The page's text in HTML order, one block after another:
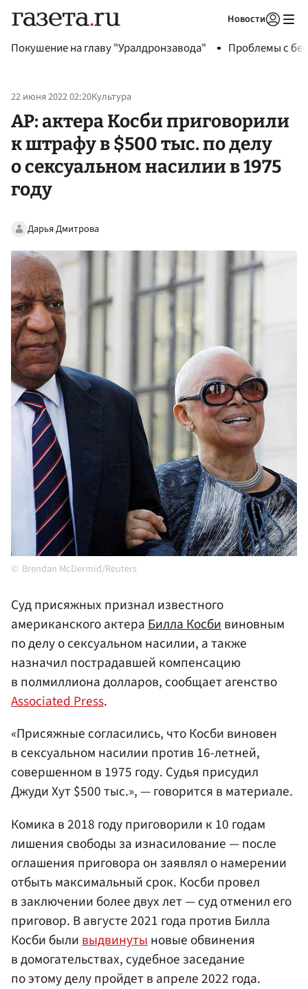
Новости
Покушение на главу "Уралдронзавода" Проблемы с
22 июня 2022 02:20Культура
AP: актера Косби приговорили
к штрафу в $500 тыс. по делу
о сексуальном насилии в 1975
году
Дарья Дмитрова
Brendan McDermid/Reuters
Суд присяжных признал известного
американского актераБилла Косбивиновным
по делу о сексуальном насилии, а также
назначил пострадавшей компенсацию
в полмиллиона долларов, сообщает агенство
Associated Press.
«Присяжные согласились, что Косби виновен
в сексуальном насилии против 16-летней,
совершенном в 1975 году. Судья присудил
Джуди Хут $500 тыс.», — говорится в материале.
Комика в 2018 году приговорили к 10 годам
лишения свободы за изнасилование — после
оглашения приговора он заявлял о намерении
отбыть максимальный срок. Косби провел
в заключении более двух лет — суд отменил его
приговор. В августе 2021 года против Билла
Косби были выдвинуты новые обвинения
в домогательствах, судебное заседание
по этому делу пройдет в апреле 2022 года.